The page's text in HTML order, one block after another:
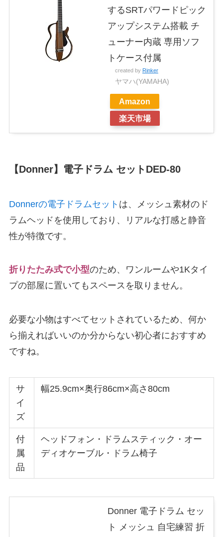
するSRTパワードピック
アップシステム搭載 チ
ューナー内蔵 専用ソフ
トケース付属
created by Rinker
ヤマハ(YAMAHA)
Amazon
楽天市場
【Donner】電子ドラム セットDED-80
Donnerの電子ドラムセット は、メッシュ素材のド
ラムヘッドを使用しており、リアルな打感と静音
性が特徴です。
折りたたみ式で小型のため、ワンルームや1Kタイ
プの部屋に置いてもスペースを取りません。
必要な小物はすべてセットされているため、何か
ら揃えればいいのか分からない初心者におすすめ
ですね。
サ
イ
ズ
幅25.9cm×奥行86cm×高さ80cm
付
属
品
ヘッドフォン・ドラムスティック・オー
ディオケーブル・ドラム椅子
Donner 電子ドラム セッ
ト メッシュ 自宅練習 折